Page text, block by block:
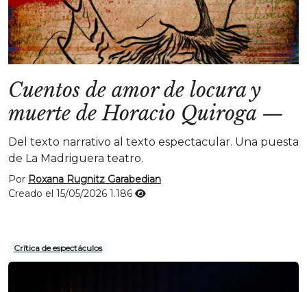
Cuentos de amor de locura y
muerte de Horacio Quiroga —
Del texto narrativo al texto espectacular. Una puesta
de La Madriguera teatro.
Por Roxana Rugnitz Garabedian
Creado el 15/05/2026 1.186
Crítica de espectáculos